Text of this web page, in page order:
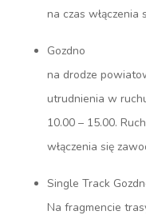
na czas
Gozdno
na drodze
utrudnienia w
10.00 – 15.00.
włączenia się
Single Track
Na fragmencie